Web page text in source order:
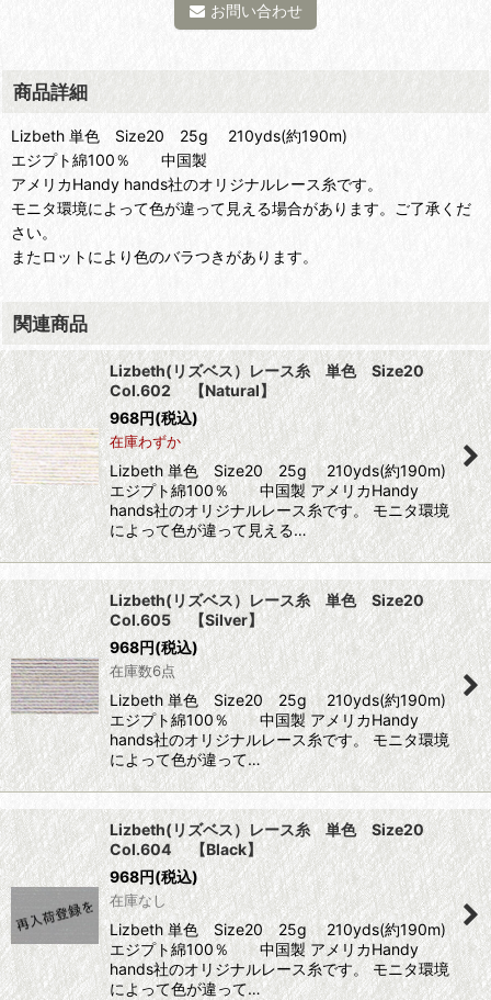
お問い合わせ
商品詳細
Lizbeth 単色 Size20 25g 210yds(約190m)
エジプト綿100％ 中国製
アメリカHandy hands社のオリジナルレース糸です。
モニタ環境によって色が違って見える場合があります。ご了承くだ
さい。
またロットにより色のバラつきがあります。
関連商品
Lizbeth(リズベス）レース糸 単色 Size20
Col.602 【Natural】
968円(税込)
在庫わずか
Lizbeth 単色 Size20 25g 210yds(約190m)
エジプト綿100％ 中国製 アメリカHandy
hands社のオリジナルレース糸です。 モニタ環境
によって色が違って見える…
Lizbeth(リズベス）レース糸 単色 Size20
Col.605 【Silver】
968円(税込)
在庫数6点
Lizbeth 単色 Size20 25g 210yds(約190m)
エジプト綿100％ 中国製 アメリカHandy
hands社のオリジナルレース糸です。 モニタ環境
によって色が違って…
Lizbeth(リズベス）レース糸 単色 Size20
Col.604 【Black】
968円(税込)
在庫なし
Lizbeth 単色 Size20 25g 210yds(約190m)
エジプト綿100％ 中国製 アメリカHandy
hands社のオリジナルレース糸です。 モニタ環境
によって色が違って…